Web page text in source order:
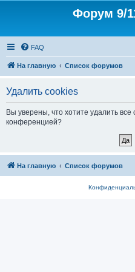
Форум 9/
FAQ
На главную Список форумов
Удалить cookies
Вы уверены, что хотите удалить
конференцией?
На главную Список форумов